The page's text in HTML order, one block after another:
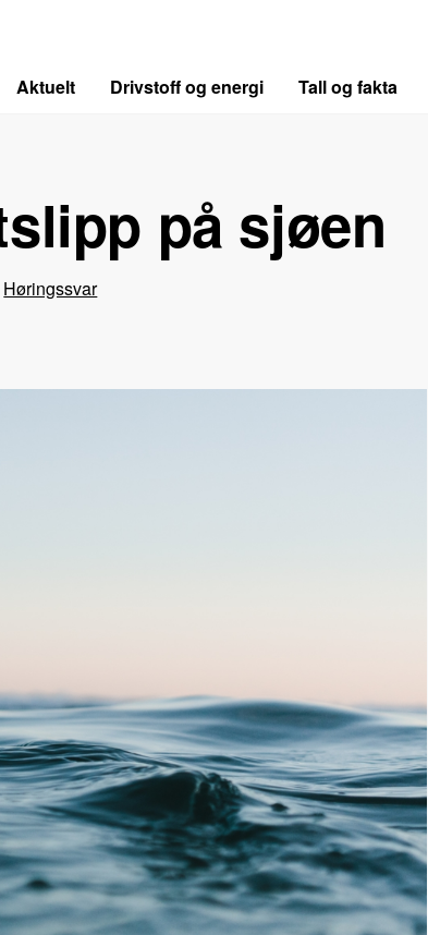
Aktuelt Drivstoff og energi Tall og fakta
på sjøen
Høringssvar